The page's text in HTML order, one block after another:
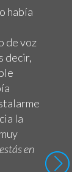
había
de voz
decir,
la
en